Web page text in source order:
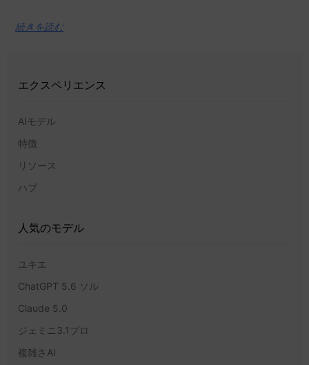
続きを読む
エクスペリエンス
AIモデル
特徴
リソース
ハブ
人気のモデル
ユキエ
ChatGPT 5.6 ソル
Claude 5.0
ジェミニ3.1プロ
複雑さAI